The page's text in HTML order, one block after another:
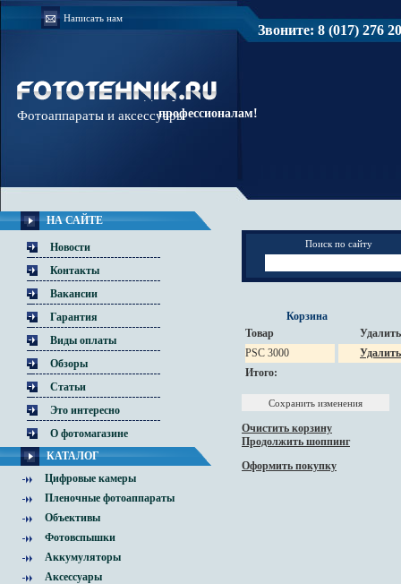
Написать нам
Звоните: 8 (017) 276
Доверяйте
профессионалам!
Фотоаппараты и аксессуары
НА САЙТЕ
Новости
Контакты
Вакансии
Гарантия
Виды оплаты
Обзоры
Статьи
Это интересно
О фотомагазине
КАТАЛОГ
Цифровые камеры
Пленочные фотоаппараты
Объективы
Фотовспышки
Аккумуляторы
Аксессуары
Поиск по сайту
Корзина
Товар
Удалить
PSC 3000
Удалить
Итого:
Очистить корзину
Продолжить шоппинг
Оформить покупку